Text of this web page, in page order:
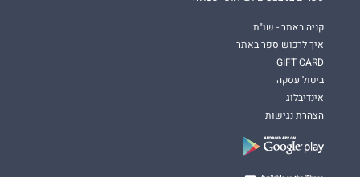
קניה באתר - שו"ת
איך לרכוש ספר באתר
GIFT CARD
ביטול עסקה
אינדיבלוג
הצהרת נגישות